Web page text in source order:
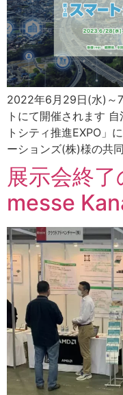
2022年6月29日(水)～
トにて開催されます
トシティ推進EXPO」
ーションズ(株)様の共
展示会終
messe